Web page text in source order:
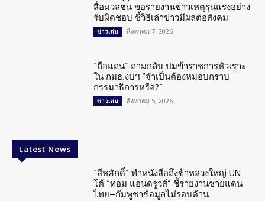
สื่อมวลชน ขอรายงานข่าวเหตุรุนแรงอย่าง
รับผิดชอบ ชี้วิธีเล่าข่าวมีผลต่อสังคม
ข่าวเด่น สิงหาคม 7, 2026
“ถือแถน” ถามกลับ ปมข้าราชการหัวเราะ
ใน กมธ.งบฯ “จำเป็นต้องหมอบกราบ
กรรมาธิการหรือ?”
ข่าวเด่น สิงหาคม 5, 2026
Latest News
“สีหศักดิ์” ทำหนังสือถึงข้าหลวงใหญ่ UN
โต้ “ทอม แอนดรูวส์” ชี้รายงานชายแดน
ไทย–กัมพูชาข้อมูลไม่รอบด้าน